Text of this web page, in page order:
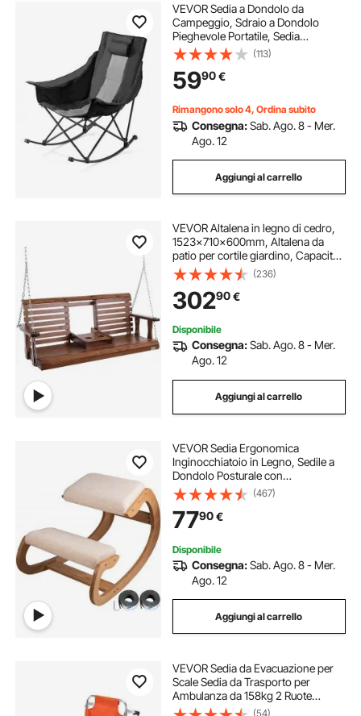
VEVOR Sedia a Dondolo da
Campeggio, Sdraio a Dondolo
Pieghevole Portatile, Sedia
Reclinabile da Giardino, Carico
max. 100kg, Sdraio da Campeggio
Balcone, Giardino
(113)
5990€
Rimangono solo 4, Ordina subito
Consegna:Sab. Ago. 8 - Mer.
Ago. 12
Aggiungi al carrello
VEVOR Altalena in legno di cedro,
1523x710x600mm, Altalena da
patio per cortile giardino, Capacità
carico circa 400 kg, con Panca
sedia a dondolo catene sospese
per uso esterno, marrone
(236)
30290€
Disponibile
Consegna:Sab. Ago. 8 - Mer.
Ago. 12
Aggiungi al carrello
VEVOR Sedia Ergonomica
Inginocchiatoio in Legno, Sedile a
Dondolo Posturale con
Angolamento, Seggiola di
Posizionamento Poggiaginocchia,
Seduta Ergonomica Colore Bianco
per Casa Scrivania e Ufficio
(467)
7790€
Disponibile
Consegna:Sab. Ago. 8 - Mer.
Ago. 12
Aggiungi al carrello
VEVOR Sedia da Evacuazione per
Scale Sedia da Trasporto per
Ambulanza da 158kg 2 Ruote
Trasferimento Medico Sedia a
(54)